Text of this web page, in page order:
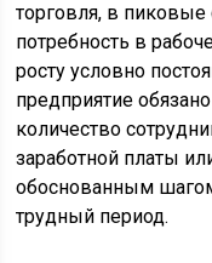
торговля, в пиковые
потребность в
росту условно
предприятие
количество
заработной платы
обоснованным
трудный период.